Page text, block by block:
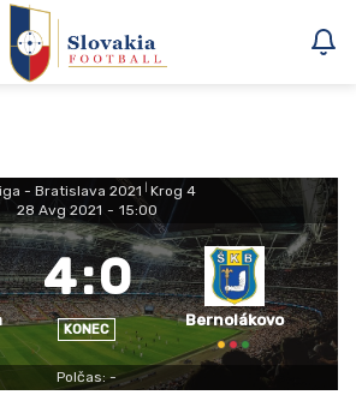
- Bratislava 2021 Krog 4
28 Avg 2021 - 15:00
4:0
KONEC
Bernolákovo
Polčas: -